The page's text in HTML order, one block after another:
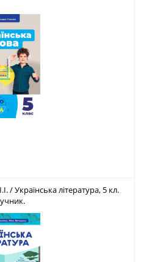
/ Українська література, 5 кл.